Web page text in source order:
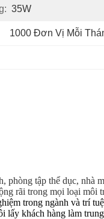
35W
1000 Đơn Vị Mỗi
tập thể dục, nhà
rãi trong mọi loại môi
trong ngành và trí
lấy khách hàng làm